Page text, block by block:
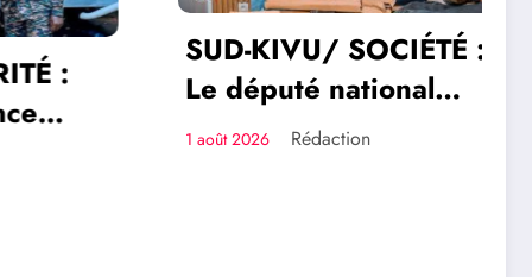
:
SUD-KIVU/ SOCIÉTÉ :
Le député national
Trésor Lutala Mutiki
1 août 2026 Rédaction